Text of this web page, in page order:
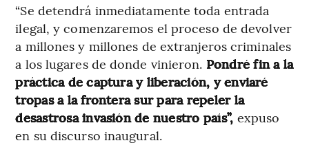
“Se detendrá inmediatamente toda entrada
ilegal, y comenzaremos el proceso de devolver
a millones y millones de extranjeros criminales
a los lugares de donde vinieron. Pondré fin a la
práctica de captura y liberación, y enviaré
tropas a la frontera sur para repeler la
desastrosa invasión de nuestro país”, expuso
en su discurso inaugural.